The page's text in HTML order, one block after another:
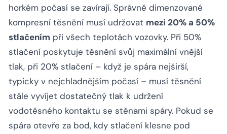
horkém počasí se zavírají. Správně dimenzované
kompresní těsnění musí udržovat mezi 20% a 50%
stlačením při všech teplotách vozovky. Při 50%
stlačení poskytuje těsnění svůj maximální vnější
tlak, při 20% stlačení – když je spára nejširší,
typicky v nejchladnějším počasí – musí těsnění
stále vyvíjet dostatečný tlak k udržení
vodotěsného kontaktu se stěnami spáry. Pokud se
spára otevře za bod, kdy stlačení klesne pod